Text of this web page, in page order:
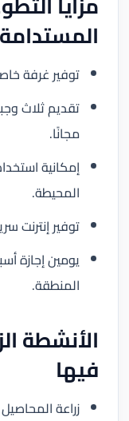
المستدامة
توفير غرفة
تقديم ثلاث
مجانًا.
إمكانية
المحيطة.
توفير إنترنت
يومين إجازة
المنطقة.
الأنشطة
فيها
زراعة